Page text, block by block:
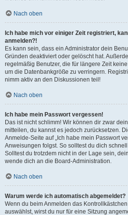
Nach oben
Ich habe mich vor einiger Zeit registriert,
anmelden?!
Es kann sein, dass ein Administrator dein
Gründen deaktiviert oder gelöscht hat.
regelmäßig Benutzer, die für längere Zeit
um die Datenbankgröße zu verringern.
nimm aktiv an den Diskussionen teil!
Nach oben
Ich habe mein Passwort vergessen!
Das ist nicht schlimm! Wir können dir zwar
mitteilen, du kannst es jedoch zurücksetzen.
Anmelde-Seite auf „Ich habe mein Passwort
Anweisungen folgst. So solltest du dich
Solltest du trotzdem nicht in der Lage sein,
wende dich an die Board-Administration.
Nach oben
Warum werde ich automatisch abgemeldet?
Wenn du beim Anmelden das
auswählst, wirst du nur für eine Sitzung